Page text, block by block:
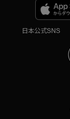
日本公式SNS